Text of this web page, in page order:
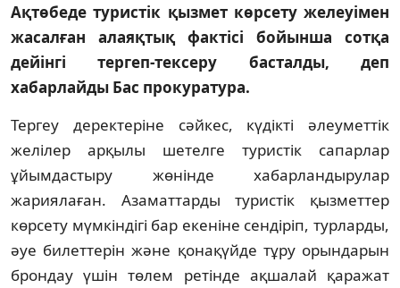
Ақтөбеде туристік қызмет көрсету желеуімен
жасалған алаяқтық фактісі бойынша сотқа
дейінгі тергеп-тексеру басталды, деп
хабарлайды Бас прокуратура.
Тергеу деректеріне сәйкес, күдікті әлеуметтік
желілер арқылы шетелге туристік сапарлар
ұйымдастыру жөнінде хабарландырулар
жариялаған. Азаматтарды туристік қызметтер
көрсету мүмкіндігі бар екеніне сендіріп, турларды,
әуе билеттерін және қонақүйде тұру орындарын
брондау үшін төлем ретінде ақшалай қаражат